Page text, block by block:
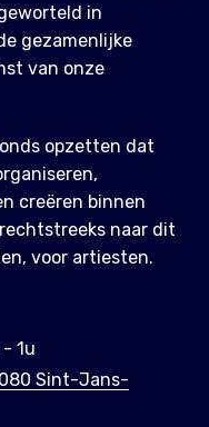
in
gezamenlijke
van onze
opzetten dat
creëren binnen
naar dit
voor artiesten.
1u
Sint-Jans-